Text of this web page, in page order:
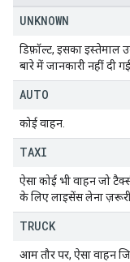
UNKNOWN
डिफ़ॉल्ट, इसका इस्तेमाल
बारे में जानकारी नहीं दी
AUTO
कोई वाहन.
TAXI
ऐसा कोई भी वाहन जो
के लिए लाइसेंस लेना ज़रूरी
TRUCK
आम तौर पर, ऐसा वाहन